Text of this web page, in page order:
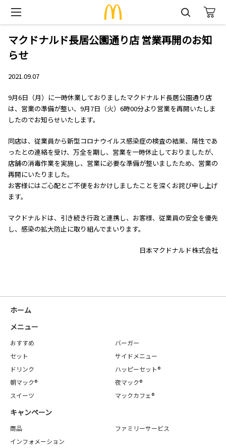
マクドナルド長居公園通り店 営業再開のお知
らせ
2021.09.07
9月6日（月）に一時休業しておりましたマクドナルド長居公園通り店
は、営業の準備が整い、9月7日（火）6時00分より営業を再開いたしま
したのでお知らせいたします。
同店は、従業員から新型コロナウイルス感染症の検査の結果、陽性であ
ったとの連絡を受け、万全を期し、営業を一時休止しておりましたが、
店舗の消毒作業を実施し、営業に必要な準備が整いましたため、営業の
再開にいたりました。
お客様にはご心配とご不便をおかけしましたことを深くお詫び申し上げ
ます。
マクドナルドは、引き続き行政と連携し、お客様、従業員の安全を優先
し、感染の拡大防止に取り組んでまいります。
日本マクドナルド株式会社
ホーム
メニュー
おすすめ
バーガー
セット
サイドメニュー
ドリンク
ハッピーセット®
朝マック®
夜マック®
スイーツ
マックカフェ®
キャンペーン
商品
ファミリーサービス
インフォメーション